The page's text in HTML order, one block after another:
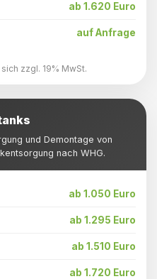
ab 1.620 Euro
auf Anfrage
zzgl. 19% MwSt.
und Demontage von
nach WHG.
ab 1.050 Euro
ab 1.295 Euro
ab 1.510 Euro
ab 1.720 Euro